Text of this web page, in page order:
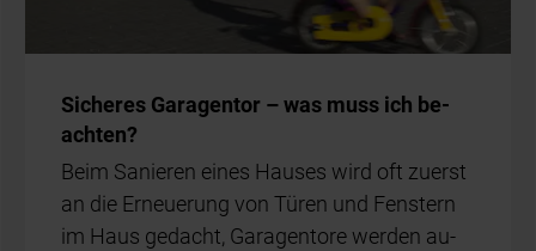
Si­che­res Ga­ra­gen­tor – was muss ich be­
ach­ten?
Beim Sa­nie­ren ei­nes Hau­ses wird oft zu­erst
an die Er­neue­rung von Tü­ren und Fens­tern
im Haus ge­dacht, Ga­ra­gen­to­re wer­den au­